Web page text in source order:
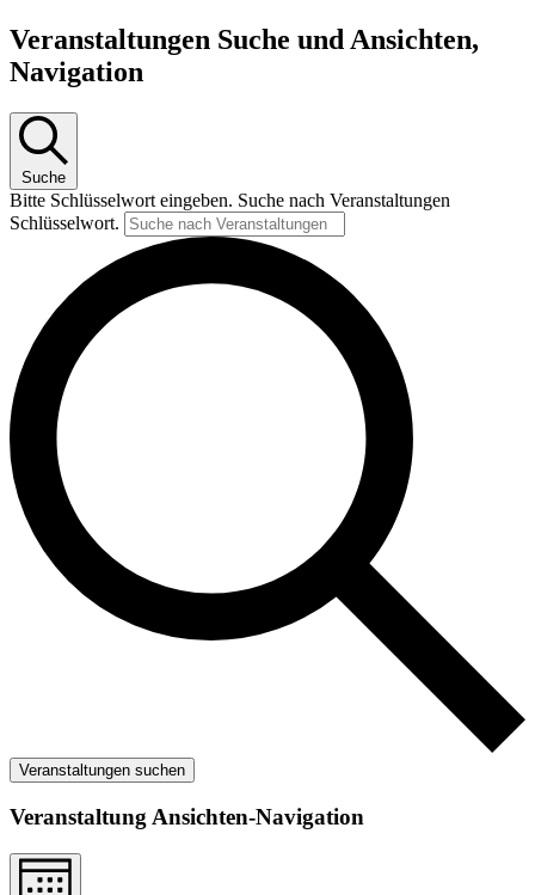
Veranstaltungen Suche und Ansichten,
Navigation
Suche
Bitte Schlüsselwort eingeben. Suche nach Veranstaltungen
Schlüsselwort.
Veranstaltungen suchen
Veranstaltung Ansichten-Navigation